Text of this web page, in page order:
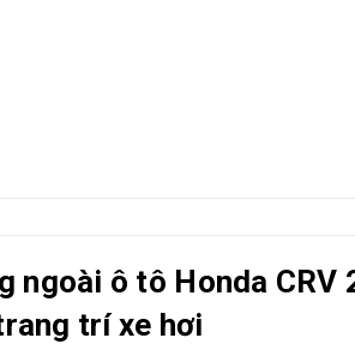
ngoài ô tô Honda
trí xe hơi